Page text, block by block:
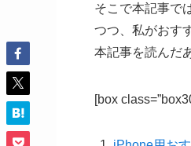
そこで本記事で
つつ、私がおす
本記事を読んだ
[box